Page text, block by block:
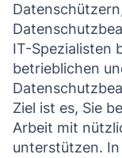
IT-Spezialisten
betrieblichen
Ziel ist es, Sie
Arbeit mit
unterstützen.